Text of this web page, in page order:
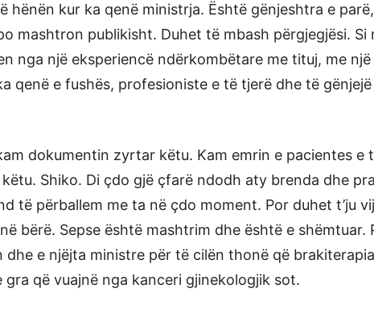
hënën kur ka qenë ministrja. Është gënjeshtra e
mashtron publikisht. Duhet të mbash përgjegjësi. Si
nga një eksperiencë ndërkombëtare me tituj, me një
qenë e fushës, profesioniste e të tjerë dhe të
dokumentin zyrtar këtu. Kam emrin e pacientes e
Shiko. Di çdo gjë çfarë ndodh aty brenda dhe
të përballem me ta në çdo moment. Por duhet t’ju
bërë. Sepse është mashtrim dhe është e shëmtuar.
dhe e njëjta ministre për të cilën thonë që
gra që vuajnë nga kanceri gjinekologjik sot.